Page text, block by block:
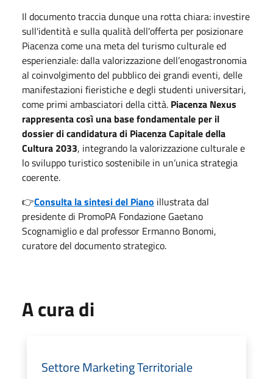
Il documento traccia dunque una rotta chiara: investire
sull'identità e sulla qualità dell'offerta per posizionare
Piacenza come una meta del turismo culturale ed
esperienziale: dalla valorizzazione dell’enogastronomia
al coinvolgimento del pubblico dei grandi eventi, delle
manifestazioni fieristiche e degli studenti universitari,
come primi ambasciatori della città. Piacenza Nexus
rappresenta così una base fondamentale per il
dossier di candidatura di Piacenza Capitale della
Cultura 2033, integrando la valorizzazione culturale e
lo sviluppo turistico sostenibile in un’unica strategia
coerente.
👉Consulta la sintesi del Piano illustrata dal
presidente di PromoPA Fondazione Gaetano
Scognamiglio e dal professor Ermanno Bonomi,
curatore del documento strategico.
A cura di
Settore Marketing Territoriale